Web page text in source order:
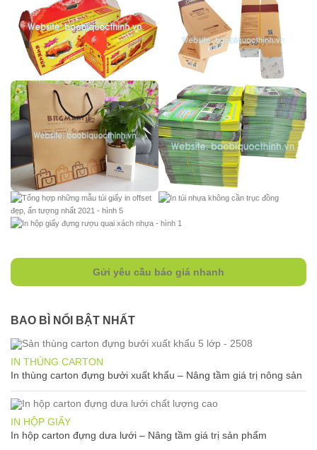
Gửi yêu cầu báo giá nhanh
BAO BÌ NỔI BẬT NHẤT
IN THÙNG CARTON
In thùng carton đựng bưởi xuất khẩu – Nâng tầm giá trị nông sản
IN HỘP GIẤY
In hộp carton đựng dưa lưới – Nâng tầm giá trị sản phẩm